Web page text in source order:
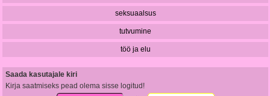
seksuaalsus
tutvumine
töö ja elu
Saada kasutajale kiri
Kirja saatmiseks pead olema sisse logitud!